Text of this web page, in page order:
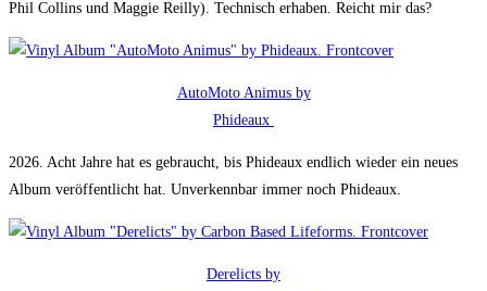
Phil Collins und Maggie Reilly). Technisch erhaben. Reicht mir das?
AutoMoto Animus by
Phideaux
2026. Acht Jahre hat es gebraucht, bis Phideaux endlich wieder ein neues
Album veröffentlicht hat. Unverkennbar immer noch Phideaux.
Derelicts by